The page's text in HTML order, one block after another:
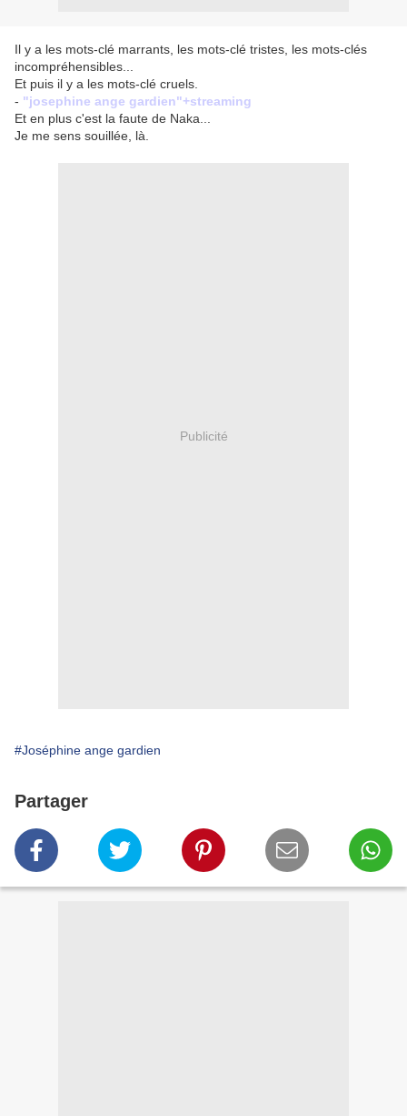
Il y a les mots-clé marrants, les mots-clé tristes, les mots-clés
incompréhensibles...
Et puis il y a les mots-clé cruels.
- "josephine ange gardien"+streaming
Et en plus c'est la faute de Naka...
Je me sens souillée, là.
Publicité
#Joséphine ange gardien
Partager